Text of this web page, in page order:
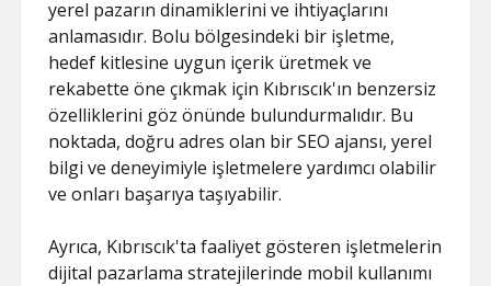
yerel pazarın dinamiklerini ve ihtiyaçlarını
anlamasıdır. Bolu bölgesindeki bir işletme,
hedef kitlesine uygun içerik üretmek ve
rekabette öne çıkmak için Kıbrıscık'ın benzersiz
özelliklerini göz önünde bulundurmalıdır. Bu
noktada, doğru adres olan bir SEO ajansı, yerel
bilgi ve deneyimiyle işletmelere yardımcı olabilir
ve onları başarıya taşıyabilir.
Ayrıca, Kıbrıscık'ta faaliyet gösteren işletmelerin
dijital pazarlama stratejilerinde mobil kullanımı